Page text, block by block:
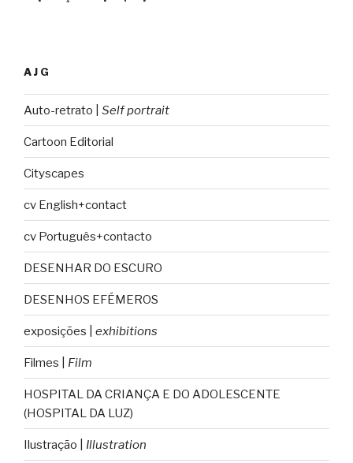
AJG
Auto-retrato | Self portrait
Cartoon Editorial
Cityscapes
cv English+contact
cv Português+contacto
DESENHAR DO ESCURO
DESENHOS EFÉMEROS
exposições | exhibitions
Filmes | Film
HOSPITAL DA CRIANÇA E DO ADOLESCENTE
(HOSPITAL DA LUZ)
Ilustração | Illustration